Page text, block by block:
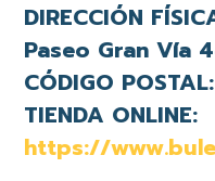
DIRECCIÓN
Paseo Gran Vía
CÓDIGO POSTAL:
TIENDA ONLINE:
https://